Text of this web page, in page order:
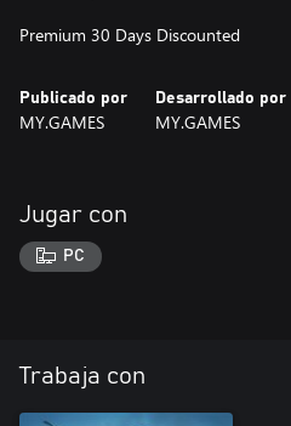
Premium 30 Days Discounted
Publicado por
MY.GAMES
Desarrollado por
MY.GAMES
Jugar con
PC
Trabaja con